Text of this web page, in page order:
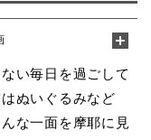
い毎日を過ごして
ぬいぐるみなど
な一面を摩耶に見